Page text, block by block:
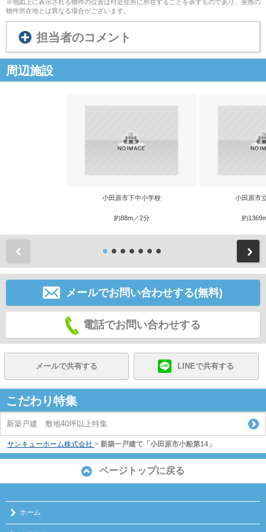
※地図上に表示される物件の位置は付近住所に所在することを表すものであり、実際の
物件所在地とは異なる場合がございます。
担当者のコメント
周辺施設
小田原市下中小学校
約88m／2分
小田原市
約
メールでお問い合わせする(無料)
電話でお問い合わせする
メールで共有する LINEで共有する
こだわり特集
新築戸建 敷地40坪以上特集
サンキューホーム株式会社 > 新築一戸建て「小田原市小船第14」
ページトップに戻る
ホーム